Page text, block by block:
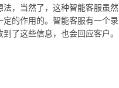
，当然了，这种智能客服虽然
的作用的。智能客服有一个录
了这些信息，也会回应客户。